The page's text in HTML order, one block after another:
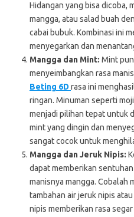
Hidangan yang bisa dicoba,
mangga, atau salad buah
cabai bubuk. Kombinasi ini
menyegarkan dan
Mangga dan Mint: Mint
menyeimbangkan rasa
Beting 6D rasa ini
ringan. Minuman seperti
menjadi pilihan tepat untuk
mint yang dingin dan
sangat cocok untuk
Mangga dan Jeruk Nipis:
dapat memberikan
manisnya mangga. Cobalah
tambahan air jeruk nipis
nipis memberikan rasa